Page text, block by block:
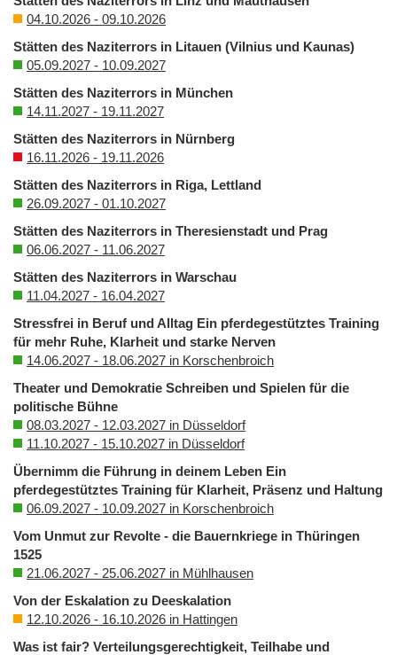
04.10.2026 - 09.10.2026
Stätten des Naziterrors in Litauen (Vilnius und Kaunas)
05.09.2027 - 10.09.2027
Stätten des Naziterrors in München
14.11.2027 - 19.11.2027
Stätten des Naziterrors in Nürnberg
16.11.2026 - 19.11.2026
Stätten des Naziterrors in Riga, Lettland
26.09.2027 - 01.10.2027
Stätten des Naziterrors in Theresienstadt und Prag
06.06.2027 - 11.06.2027
Stätten des Naziterrors in Warschau
11.04.2027 - 16.04.2027
Stressfrei in Beruf und Alltag Ein pferdegestütztes Training
für mehr Ruhe, Klarheit und starke Nerven
14.06.2027 - 18.06.2027 in Korschenbroich
Theater und Demokratie Schreiben und Spielen für die
politische Bühne
08.03.2027 - 12.03.2027 in Düsseldorf
11.10.2027 - 15.10.2027 in Düsseldorf
Übernimm die Führung in deinem Leben Ein
pferdegestütztes Training für Klarheit, Präsenz und Haltung
06.09.2027 - 10.09.2027 in Korschenbroich
Vom Unmut zur Revolte - die Bauernkriege in Thüringen
1525
21.06.2027 - 25.06.2027 in Mühlhausen
Von der Eskalation zu Deeskalation
12.10.2026 - 16.10.2026 in Hattingen
Was ist fair? Verteilungsgerechtigkeit, Teilhabe und